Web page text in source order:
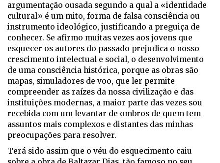
argumentação ousada segundo a qual a «identidade
cultural» é um mito, forma de falsa consciência ou
instrumento ideológico, justificando a preguiça de
conhecer. Se afirmo muitas vezes aos jovens que
esquecer os autores do passado prejudica o nosso
crescimento intelectual e social, o desenvolvimento
de uma consciência histórica, porque as obras são
mapas, simuladores de voo, que ler permite
compreender as raízes da nossa civilização e das
instituições modernas, a maior parte das vezes sou
recebida com um levantar de ombros de quem tem
assuntos mais complexos e distantes das minhas
preocupações para resolver.
Terá sido assim que o véu do esquecimento caiu